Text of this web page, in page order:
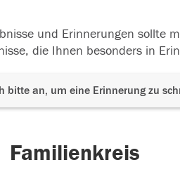
und Erinnerungen sollte
die Ihnen besonders in
bitte an, um eine Erinnerung zu
Familienkreis